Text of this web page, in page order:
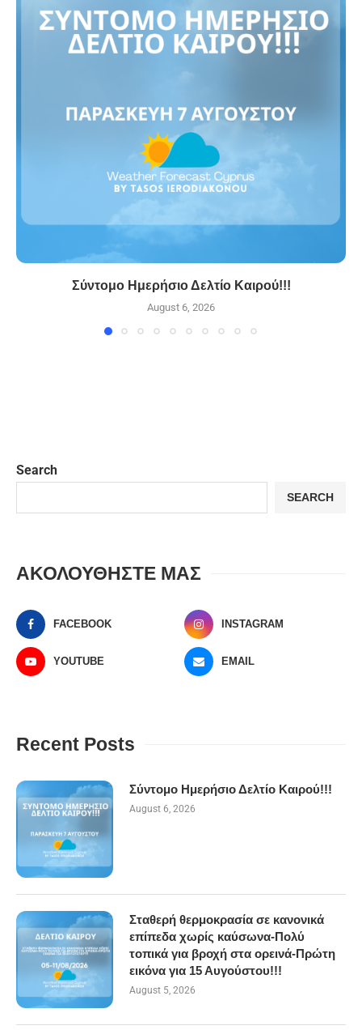
Σύντομο Ημερήσιο Δελτίο Καιρού!!!
August 6, 2026
Search
SEARCH
ΑΚΟΛΟΥΘΗΣΤΕ ΜΑΣ
FACEBOOK INSTAGRAM
YOUTUBE EMAIL
Recent Posts
Σύντομο Ημερήσιο Δελτίο Καιρού!!!
August 6, 2026
Σταθερή θερμοκρασία σε κανονικά
επίπεδα χωρίς καύσωνα-Πολύ
τοπικά για βροχή στα ορεινά-Πρώτη
εικόνα για 15 Αυγούστου!!!
August 5, 2026